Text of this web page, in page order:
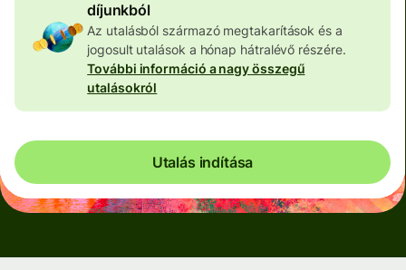
díjunkból
Az utalásból származó megtakarítások és a
jogosult utalások a hónap hátralévő részére.
További információ a nagy összegű
utalásokról
Utalás indítása